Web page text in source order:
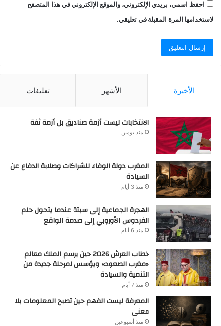
احفظ اسمي، بريدي الإلكتروني، والموقع الإلكتروني في هذا المتصفح
لاستخدامها المرة المقبلة في تعليقي.
الأخيرة الأشهر تعليقات
الانتخابات ليست أزمة صناديق بل أزمة ثقة
منذ يومين
المغرب دولة الوفاء للشراكات وصلابة الدفاع عن
السيادة
منذ 3 أيام
الهجرة الجماعية إلى سبتة عندما يتحول حلم
الفردوس الأوروبي إلى صدمة الواقع
منذ 6 أيام
خطاب العرش 2026 حين يرسم الملك معالم
«مغرب الصعود» ويؤسس لمرحلة جديدة من
التنمية والسيادة
منذ 7 أيام
المعرفة ليست الفهم حين تصبح المعلومات بلا
معنى
منذ أسبوعين